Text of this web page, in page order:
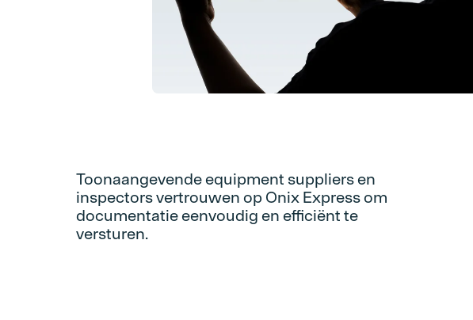
Toonaangevende equipment suppliers en
inspectors vertrouwen op Onix Express om
documentatie eenvoudig en efficiënt te
versturen.